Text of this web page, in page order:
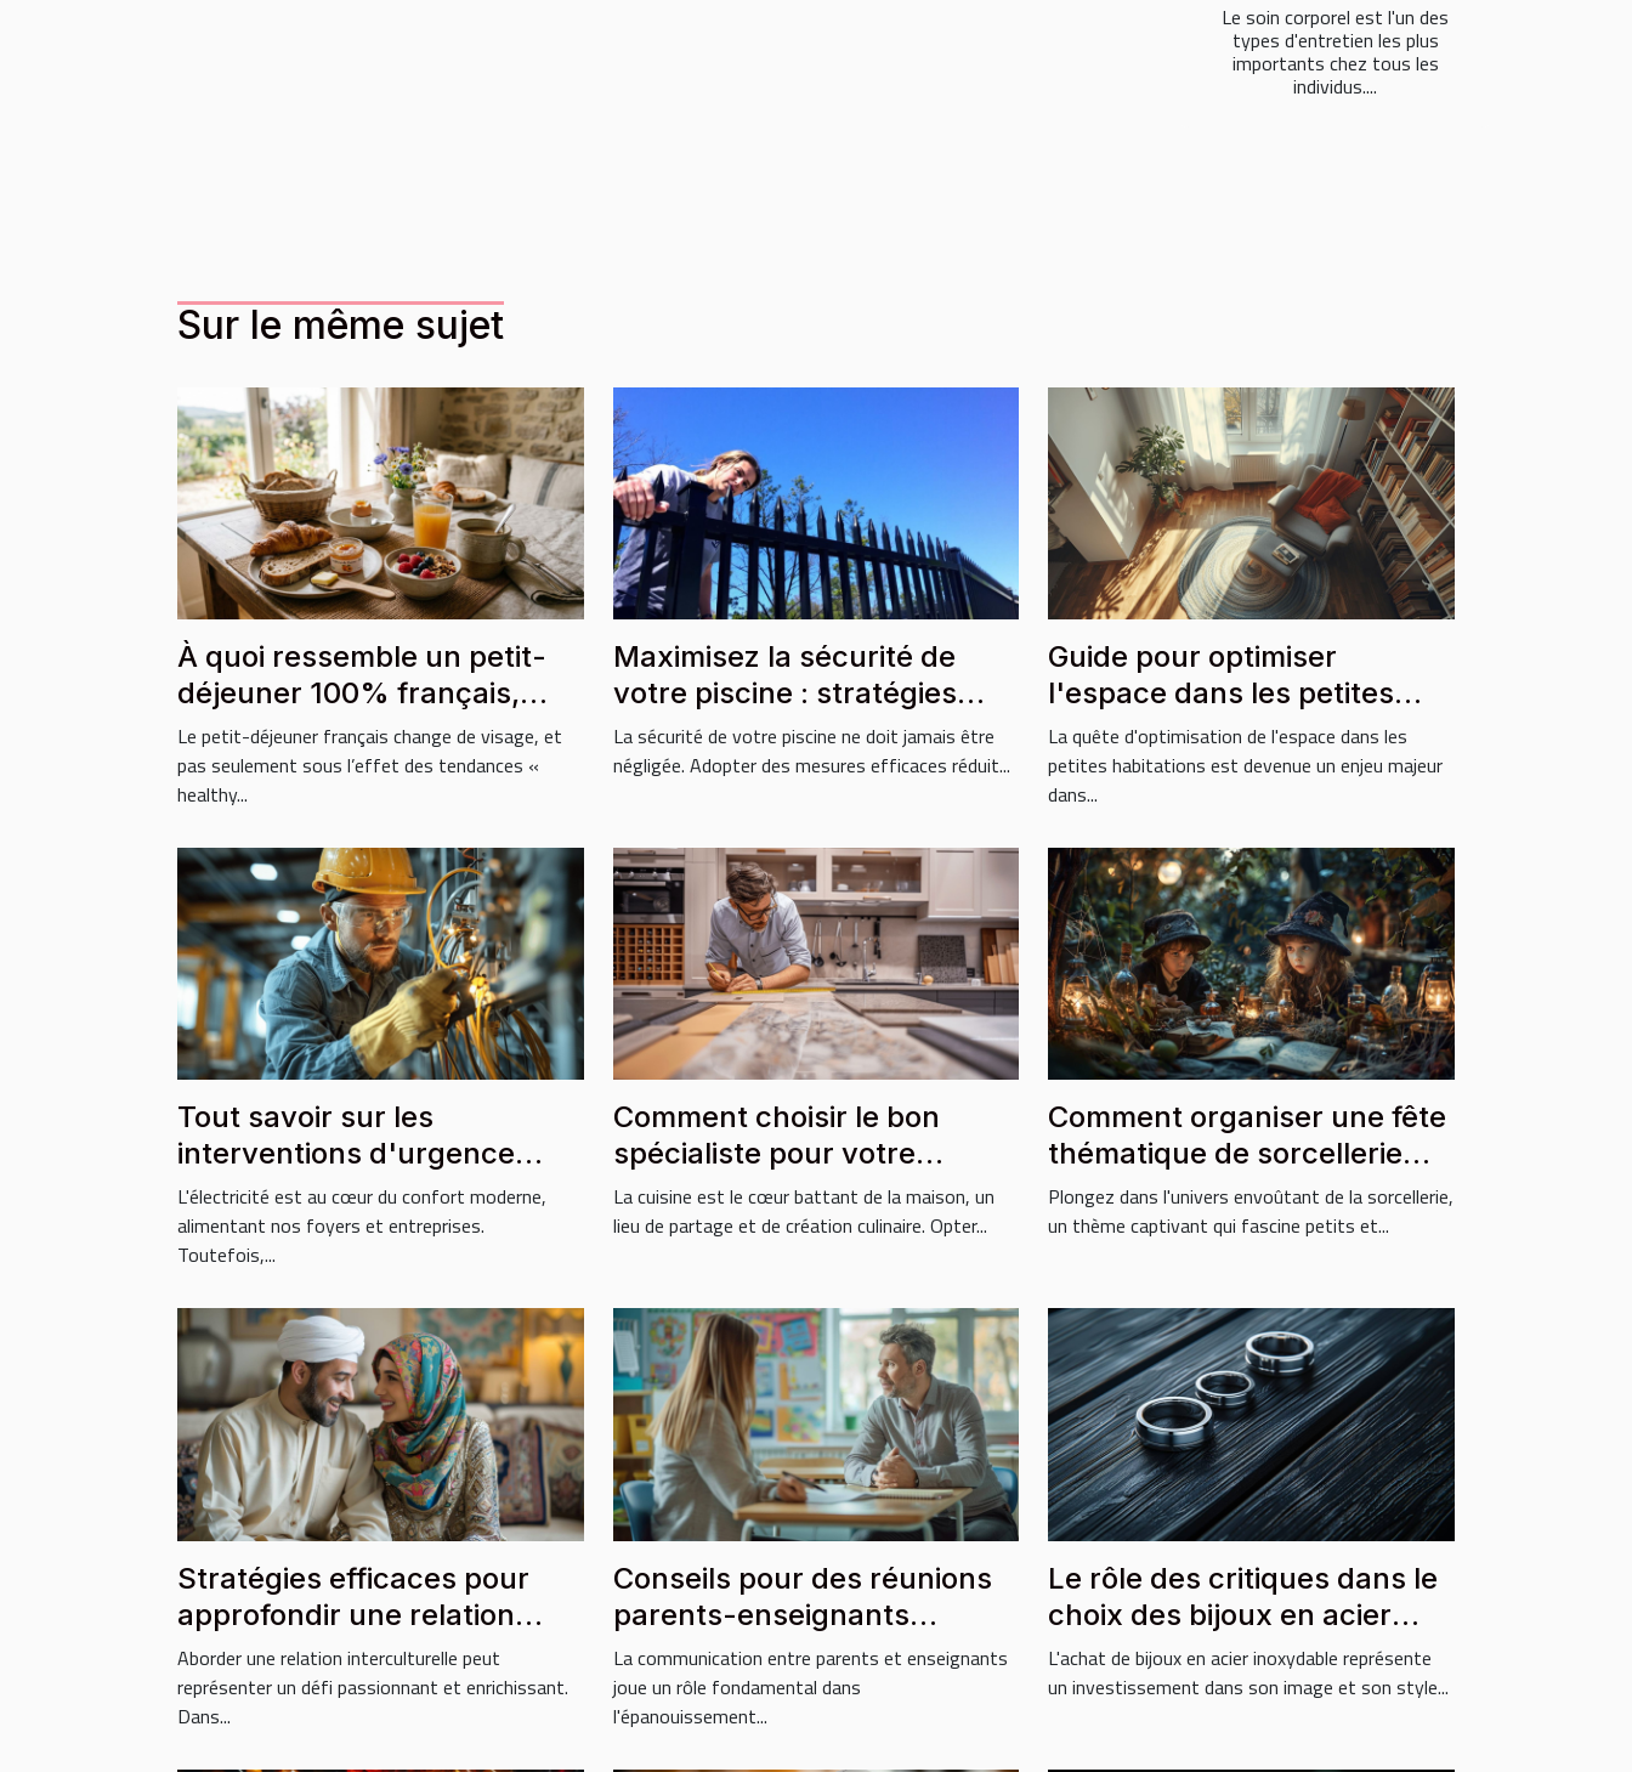
Le soin corporel est l'un des
types d'entretien les plus
importants chez tous les
individus....
Sur le même sujet
À quoi ressemble un petit-
déjeuner 100% français,
local et bio ?
Le petit-déjeuner français change de visage, et
pas seulement sous l’effet des tendances «
healthy...
Maximisez la sécurité de
votre piscine : stratégies
essentielles ?
La sécurité de votre piscine ne doit jamais être
négligée. Adopter des mesures efficaces réduit...
Guide pour optimiser
l'espace dans les petites
habitations
La quête d'optimisation de l'espace dans les
petites habitations est devenue un enjeu majeur
dans...
Tout savoir sur les
interventions d'urgence
électricité
L'électricité est au cœur du confort moderne,
alimentant nos foyers et entreprises.
Toutefois,...
Comment choisir le bon
spécialiste pour votre
cuisine sur mesure
La cuisine est le cœur battant de la maison, un
lieu de partage et de création culinaire. Opter...
Comment organiser une fête
thématique de sorcellerie
pour enfants
Plongez dans l'univers envoûtant de la sorcellerie,
un thème captivant qui fascine petits et...
Stratégies efficaces pour
approfondir une relation
avec un partenaire
musulman
Aborder une relation interculturelle peut
représenter un défi passionnant et enrichissant.
Dans...
Conseils pour des réunions
parents-enseignants
constructives
La communication entre parents et enseignants
joue un rôle fondamental dans
l'épanouissement...
Le rôle des critiques dans le
choix des bijoux en acier
inoxydable
L'achat de bijoux en acier inoxydable représente
un investissement dans son image et son style...